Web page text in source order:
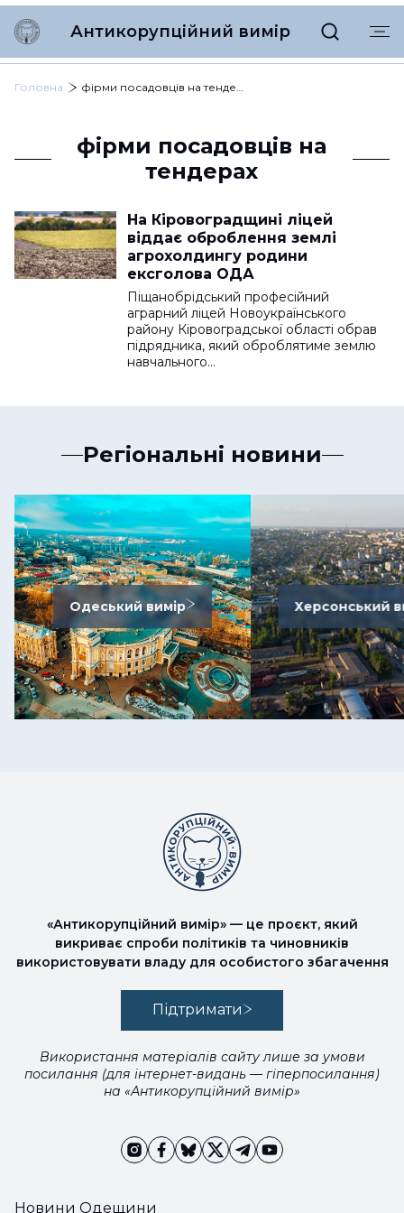
Антикорупційний вимір
Головна фірми посадовців на тендерах
фірми посадовців на
тендерах
На Кіровоградщині ліцей
віддає оброблення землі
агрохолдингу родини
ексголова ОДА
Піщанобрідський професійний
аграрний ліцей Новоукраїнського
району Кіровоградської області обрав
підрядника, який оброблятиме землю
навчального…
Регіональні новини
Одеський вимір Херсонський
Новини Одещини
«Антикорупційний вимір» — це проєкт, який
викриває спроби політиків та чиновників
використовувати владу для особистого збагачення
Підтримати
Використання матеріалів сайту лише за умови
посилання (для інтернет-видань — гіперпосилання)
на «Антикорупційний вимір»